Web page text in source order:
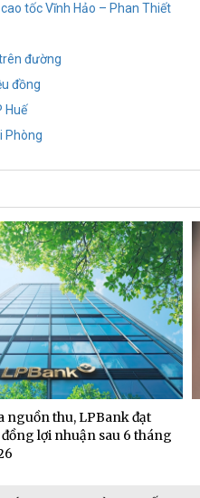
tốc Vĩnh Hảo – Phan Thiết
đường
đồng
Huế
Phòng
nguồn thu, LPBank đạt
lợi nhuận sau 6 tháng